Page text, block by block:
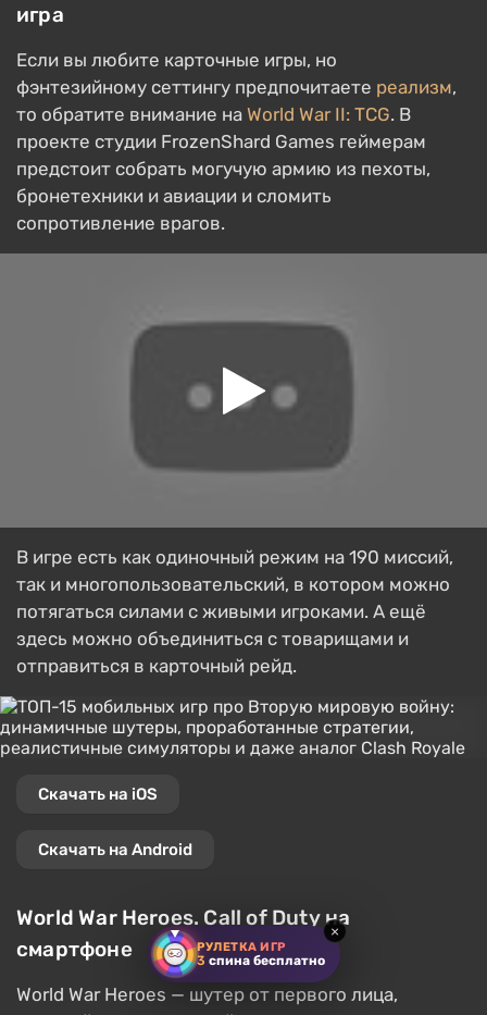
РУЛЕТКА ИГР
3 спина бесплатно
×
игра
Если вы любите карточные игры, но
фэнтезийному сеттингу предпочитаете реализм,
то обратите внимание на World War II: TCG. В
проекте студии FrozenShard Games геймерам
предстоит собрать могучую армию из пехоты,
бронетехники и авиации и сломить
сопротивление врагов.
В игре есть как одиночный режим на 190 миссий,
так и многопользовательский, в котором можно
потягаться силами с живыми игроками. А ещё
здесь можно объединиться с товарищами и
отправиться в карточный рейд.
Скачать на iOS
Скачать на Android
World War Heroes. Call of Duty на
смартфоне
World War Heroes — шутер от первого лица,